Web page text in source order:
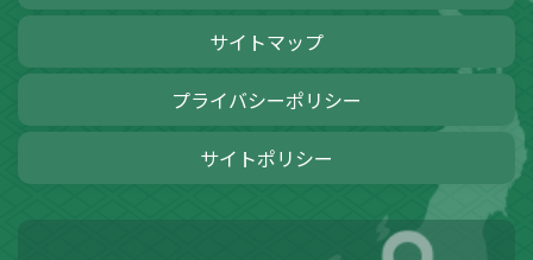
サイトマップ
プライバシーポリシー
サイトポリシー